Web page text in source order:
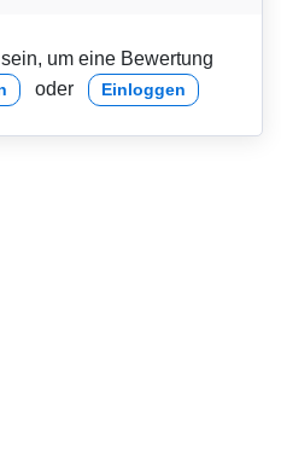
um eine Bewertung
oder Einloggen